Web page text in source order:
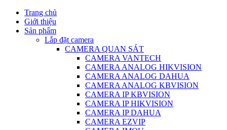
Trang chủ
Giới thiệu
Sản phẩm
Lắp đặt camera
CAMERA QUAN SÁT
CAMERA VANTECH
CAMERA ANALOG HIKVISION
CAMERA ANALOG DAHUA
CAMERA ANALOG KBVISION
CAMERA IP KBVISION
CAMERA IP HIKVISION
CAMERA IP DAHUA
CAMERA EZVIP